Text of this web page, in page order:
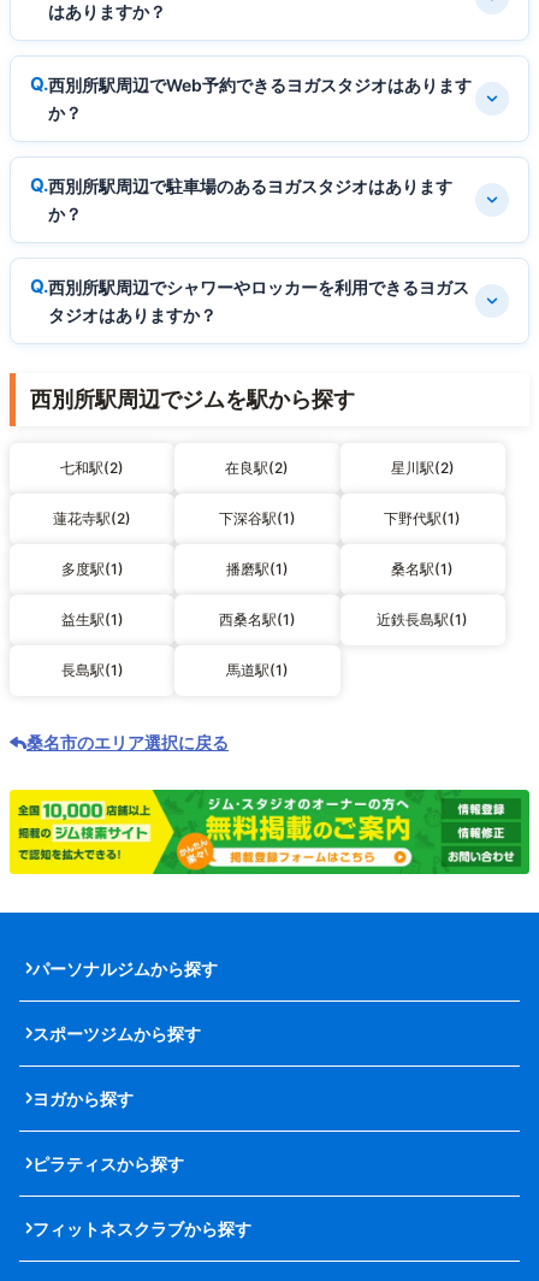
はありますか？
西別所駅周辺でWeb予約できるヨガスタジオはあります
か？
西別所駅周辺で駐車場のあるヨガスタジオはあります
か？
西別所駅周辺でシャワーやロッカーを利用できるヨガス
タジオはありますか？
西別所駅周辺でジムを駅から探す
七和駅(2) 在良駅(2) 星川駅(2)
蓮花寺駅(2) 下深谷駅(1) 下野代駅(1)
多度駅(1) 播磨駅(1) 桑名駅(1)
益生駅(1) 西桑名駅(1) 近鉄長島駅(1)
長島駅(1) 馬道駅(1)
桑名市のエリア選択に戻る
パーソナルジムから探す
スポーツジムから探す
ヨガから探す
ピラティスから探す
フィットネスクラブから探す